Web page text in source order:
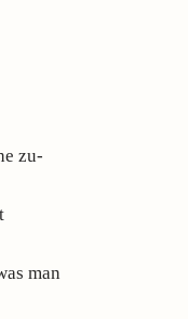
zu-
man